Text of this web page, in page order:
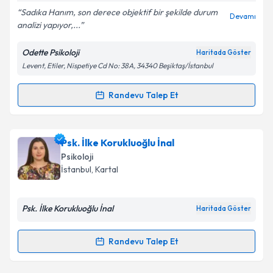
E-posta Adresiniz
Kişisel verilerimin işlenmesine ilişkinAydınlatma
Metni'ni okudum ve kişisel verilerimin belirtilen
kapsamda işlenmesini kabul ediyorum.
Sadıka Hanım, son derece objektif bir şekilde durum
analizi yapıyor,...
Devamı
Odette Psikoloji Haritada Göster
Levent, Etiler, Nispetiye Cd No: 38A, 34340 Beşiktaş/İstanbul
Randevu Talep Et
Randevu Takvimi Talebi
Uzm. Psk. Sadıka Alkan Abdullahoğlu
takvimi talebi oluşturun. Size bu uzmandan randevu
almanız için bir takvim hazırlandığında e-posta ile
bilgilendireceğiz.
E-posta Adresiniz
Psk. İlke Korukluoğlu İnal
Psikoloji
İstanbul, Kartal
Psk. İlke Korukluoğlu İnal Haritada Göster
Randevu Talep Et
Randevu Takvimi Talebi